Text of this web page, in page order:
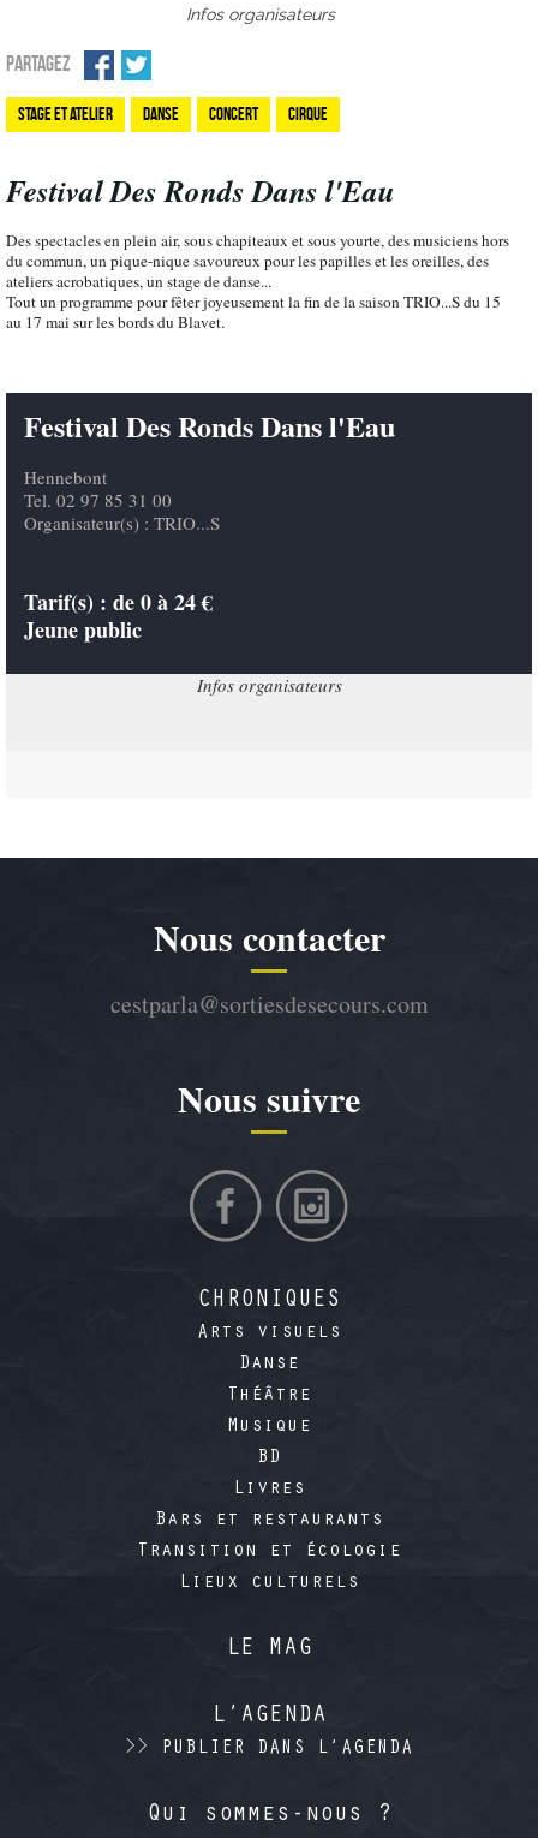
Infos organisateurs
PARTAGEZ
Stage et atelier Danse Concert Cirque
Festival Des Ronds Dans l'Eau
Des spectacles en plein air, sous chapiteaux et sous yourte, des musiciens hors
du commun, un pique-nique savoureux pour les papilles et les oreilles, des
ateliers acrobatiques, un stage de danse...
Tout un programme pour fêter joyeusement la fin de la saison TRIO...S du 15
au 17 mai sur les bords du Blavet.
Festival Des Ronds Dans l'Eau
Hennebont
Tel. 02 97 85 31 00
Organisateur(s) : TRIO...S
Tarif(s) : de 0 à 24 €
Jeune public
Infos organisateurs
Nous contacter
cestparla@sortiesdesecours.com
Nous suivre
CHRONIQUES
Arts visuels
Danse
Théâtre
Musique
BD
Livres
Bars et restaurants
Transition et écologie
Lieux culturels
LE MAG
L’AGENDA
>> PUBLIER DANS L’AGENDA
Qui sommes-nous ?